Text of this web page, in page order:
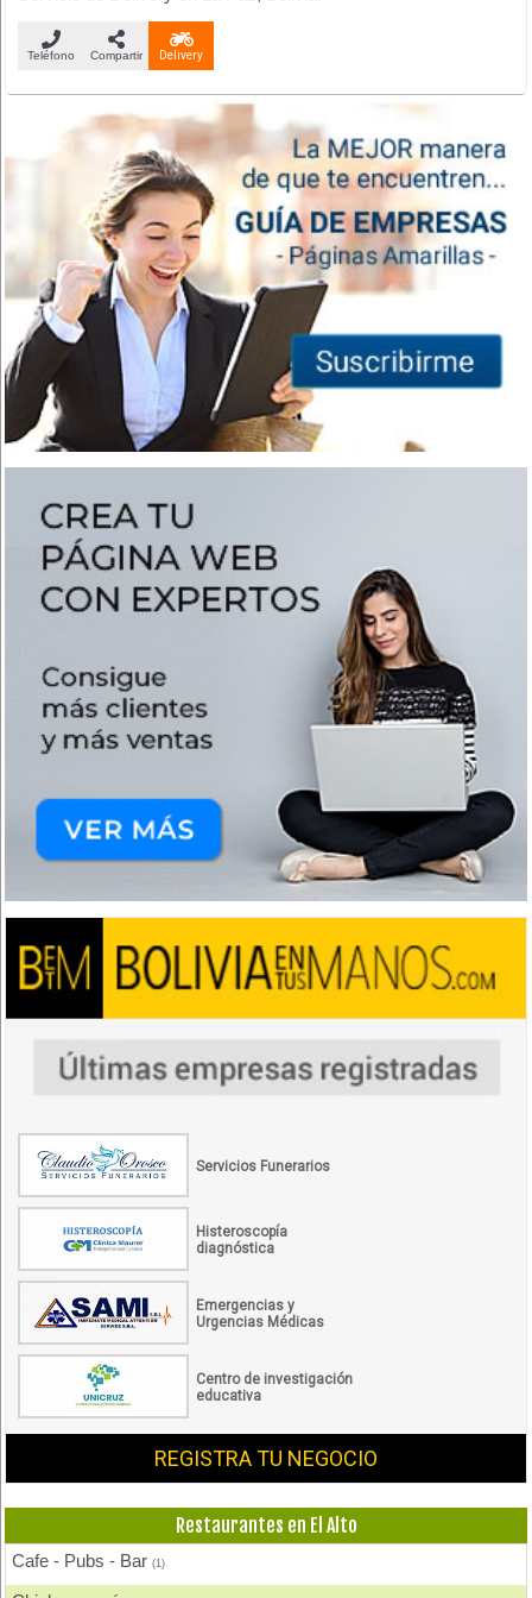
Teléfono Compartir Delivery
Servicios Funerarios
Histeroscopía
diagnóstica
Emergencias y
Urgencias Médicas
Centro de investigación
educativa
REGISTRA TU NEGOCIO
Restaurantes en El Alto
Cafe - Pubs - Bar(1)